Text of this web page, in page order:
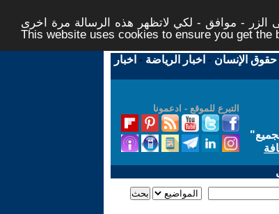
الزر - موافق - لكي لاتظهر هذه الرسالة مرة اخرى -
This website uses cookies to ensure you get the
حقوق الإنسان - اخبار الرياضة - اخبار
التبرع للموقع - ادعمونا
"